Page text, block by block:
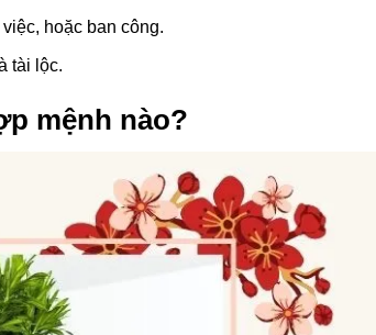
hoặc ban công.
tài lộc.
mệnh nào?